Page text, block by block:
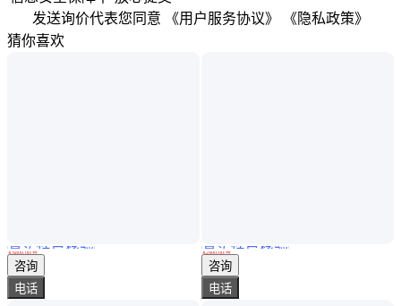
发送询价代表您同意 《用户服务协议》
《隐私政策》
猜你喜欢
是德keysight 出售回收 E6640A 5G综合测试仪 覆盖了广泛的频率范围
真实性已核验
￥6800.00/台
湖南常德
咨询
电话
铜线生产管理系统MAX-100kg/50kg滚筒秤出货标签打印记录追溯秤
真实性已核验
￥2400 .00/台
广东深圳
咨询
电话